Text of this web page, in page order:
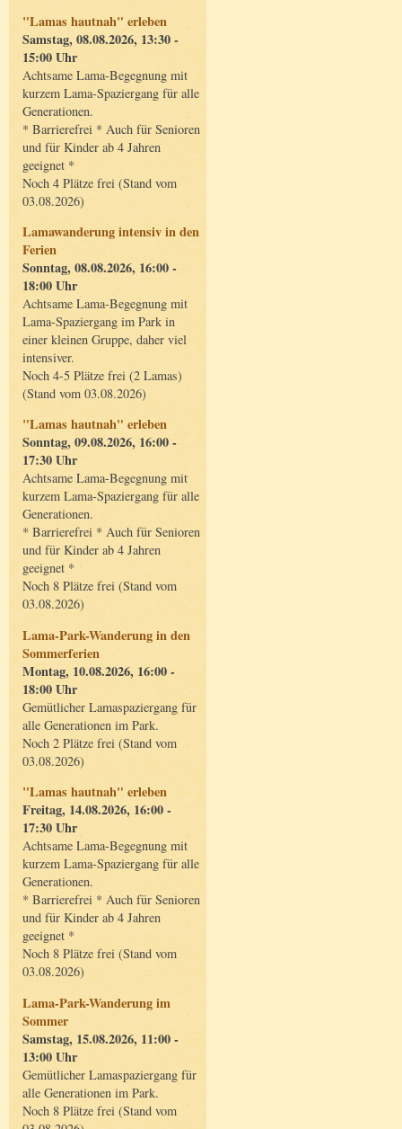
"Lamas hautnah" erleben
Samstag, 08.08.2026, 13:30 -
15:00 Uhr
Achtsame Lama-Begegnung mit
kurzem Lama-Spaziergang für alle
Generationen.
* Barrierefrei * Auch für Senioren
und für Kinder ab 4 Jahren
geeignet *
Noch 4 Plätze frei (Stand vom
03.08.2026)
Lamawanderung intensiv in den
Ferien
Sonntag, 08.08.2026, 16:00 -
18:00 Uhr
Achtsame Lama-Begegnung mit
Lama-Spaziergang im Park in
einer kleinen Gruppe, daher viel
intensiver.
Noch 4-5 Plätze frei (2 Lamas)
(Stand vom 03.08.2026)
"Lamas hautnah" erleben
Sonntag, 09.08.2026, 16:00 -
17:30 Uhr
Achtsame Lama-Begegnung mit
kurzem Lama-Spaziergang für alle
Generationen.
* Barrierefrei * Auch für Senioren
und für Kinder ab 4 Jahren
geeignet *
Noch 8 Plätze frei (Stand vom
03.08.2026)
Lama-Park-Wanderung in den
Sommerferien
Montag, 10.08.2026, 16:00 -
18:00 Uhr
Gemütlicher Lamaspaziergang für
alle Generationen im Park.
Noch 2 Plätze frei (Stand vom
03.08.2026)
"Lamas hautnah" erleben
Freitag, 14.08.2026, 16:00 -
17:30 Uhr
Achtsame Lama-Begegnung mit
kurzem Lama-Spaziergang für alle
Generationen.
* Barrierefrei * Auch für Senioren
und für Kinder ab 4 Jahren
geeignet *
Noch 8 Plätze frei (Stand vom
03.08.2026)
Lama-Park-Wanderung im
Sommer
Samstag, 15.08.2026, 11:00 -
13:00 Uhr
Gemütlicher Lamaspaziergang für
alle Generationen im Park.
Noch 8 Plätze frei (Stand vom